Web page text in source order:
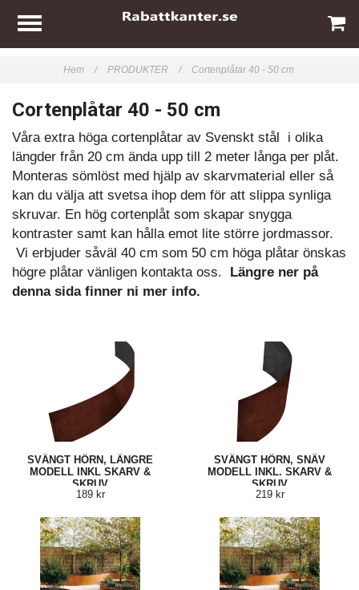
Hem / PRODUKTER / Cortenplåtar 40 - 50 cm
Cortenplåtar 40 - 50 cm
Våra extra höga cortenplåtar av Svenskt stål i olika
längder från 20 cm ända upp till 2 meter långa per plåt.
Monteras sömlöst med hjälp av skarvmaterial eller så
kan du välja att svetsa ihop dem för att slippa synliga
skruvar. En hög cortenplåt som skapar snygga
kontraster samt kan hålla emot lite större jordmassor.
Vi erbjuder såväl 40 cm som 50 cm höga plåtar önskas
högre plåtar vänligen kontakta oss. Längre ner på
denna sida finner ni mer info.
SVÄNGT HÖRN, LÄNGRE
MODELL INKL SKARV &
SKRUV
189 kr
SVÄNGT HÖRN, SNÄV
MODELL INKL. SKARV &
SKRUV
219 kr